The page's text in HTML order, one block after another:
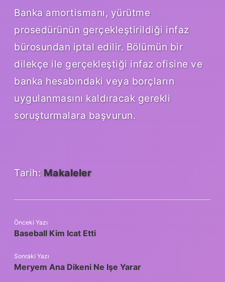
Banka amortismanı, yürütme
prosedürünün gerçekleştirildiği infaz
bürosundan iptal edilir. Bölümün bir
dilekçe ile gerçekleştiği infaz ofisine ve
banka hesabındaki veya borçların
uygulanmasını kaldıracak gerekli
soruşturmalara başvurun.
Tarih: Makaleler
Önceki Yazı
Baseball Kim Icat Etti
Sonraki Yazı
Meryem Ana Dikeni Ne Işe Yarar